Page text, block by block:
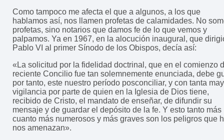
Como tampoco me afecta el que a algunos, a los que
hablamos así, nos llamen profetas de calamidades. No
profetas, sino notarios que damos fe de lo que vemos y
palpamos. Ya en 1967, en la alocución inaugural, que
Pablo VI al primer Sínodo de los Obispos, decía así:
«La solicitud por la fidelidad doctrinal, que en el comienzo
reciente Concilio fue tan solemnemente enunciada, debe
por tanto, este nuestro período posconciliar, y con tanta
vigilancia por parte de quien en la Iglesia de Dios tiene,
recibido de Cristo, el mandato de enseñar, de difundir su
mensaje y de guardar el depósito de la fe. Y esto tanto más
cuanto más numerosos y más graves son los peligros que
nos amenazan».